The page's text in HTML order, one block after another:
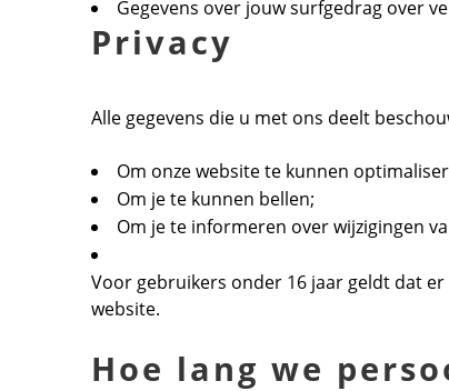
Gegevens over jouw surfgedrag over
Privacy
Alle gegevens die u met ons deelt
Om onze website te kunnen
Om je te kunnen bellen;
Om je te informeren over wijzigingen
Voor gebruikers onder 16 jaar geldt dat
website.
Hoe lang we